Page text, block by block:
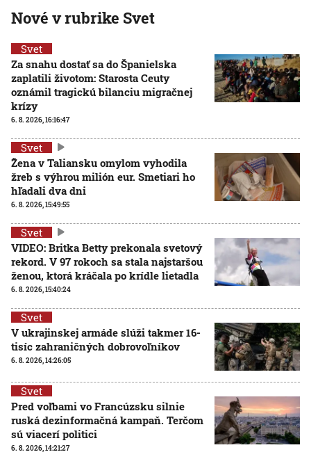
Nové v rubrike Svet
Svet
Za snahu dostať sa do Španielska
zaplatili životom: Starosta Ceuty
oznámil tragickú bilanciu migračnej
krízy
6. 8. 2026, 16:16:47
Svet
Žena v Taliansku omylom vyhodila
žreb s výhrou milión eur. Smetiari ho
hľadali dva dni
6. 8. 2026, 15:49:55
Svet
VIDEO: Britka Betty prekonala svetový
rekord. V 97 rokoch sa stala najstaršou
ženou, ktorá kráčala po krídle lietadla
6. 8. 2026, 15:40:24
Svet
V ukrajinskej armáde slúži takmer 16-
tisíc zahraničných dobrovoľníkov
6. 8. 2026, 14:26:05
Svet
Pred voľbami vo Francúzsku silnie
ruská dezinformačná kampaň. Terčom
sú viacerí politici
6. 8. 2026, 14:21:27